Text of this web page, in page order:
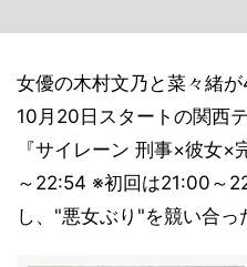
女優の木村文乃と菜々緒が
10月20日スタートの関西
『サイレーン 刑事×彼女
～22:54 ※初回は21:00～
し、"悪女ぶり"を競い合っ